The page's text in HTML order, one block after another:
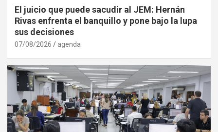
El juicio que puede sacudir al JEM: Hernán
Rivas enfrenta el banquillo y pone bajo la lupa
sus decisiones
07/08/2026 agenda